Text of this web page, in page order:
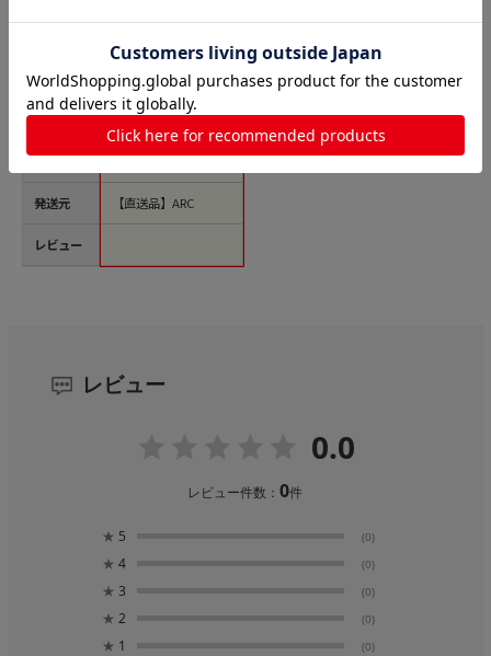
商品名
価格(税
込)
サイズ
発送元
レビュー
ARC POPシール 母の
文単位1束）【直送
品】
￥1,617
縦34mm×横37mm
【直送品】ARC
レビュー
0.0
レビュー件数：0件
★ 5 (0)
★ 4 (0)
★ 3 (0)
★ 2 (0)
★ 1 (0)